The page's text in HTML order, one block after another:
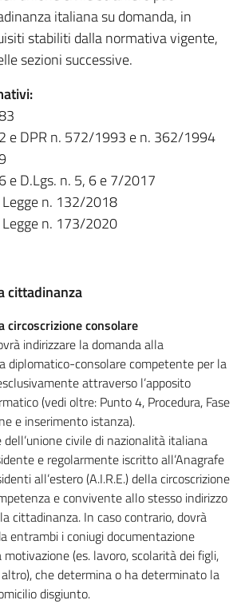
italiana su domanda, in
stabiliti dalla normativa vigente,
sezioni successive.
e DPR n. 572/1993 e n. 362/1994
e D.Lgs. n. 5, 6 e 7/2017
n. 132/2018
n. 173/2020
cittadinanza
circoscrizione consolare
indirizzare la domanda alla
diplomatico-consolare competente per la
attraverso l’apposito
(vedi oltre: Punto 4, Procedura, Fase
e inserimento istanza).
civile di nazionalità italiana
e regolarmente iscritto all’Anagrafe
all’estero (A.I.R.E.) della circoscrizione
e convivente allo stesso indirizzo
cittadinanza. In caso contrario, dovrà
entrambi i coniugi documentazione
(es. lavoro, scolarità dei figli,
che determina o ha determinato la
disgiunto.